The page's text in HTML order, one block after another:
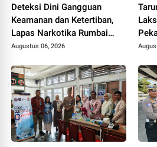
Deteksi Dini Gangguan
Keamanan dan Ketertiban,
Lapas Narkotika Rumbai
Gelar Razia Rutin Blok
Augustus 06, 2026